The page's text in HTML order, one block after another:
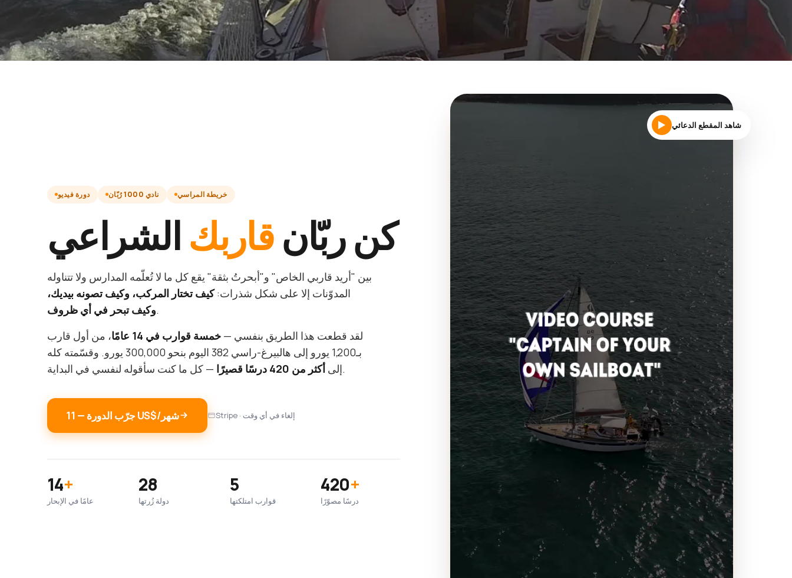
دورة فيديو نادي 1000 رُبّان خريطة المراسي
كن ربّانقاربكالشراعي
بين "أريد قاربي الخاص" و"أبحرتُ بثقة" يقع كل ما لا تُعلّمه المدارس ولا تتناوله
المدوّنات إلا على شكل شذرات:كيف تختار المركب، وكيف تصونه بيديك،
وكيف تبحر في أي ظروف.
لقد قطعت هذا الطريق بنفسي — خمسة قوارب في 14 عامًا
، من أول قارب
بـ1,200 يورو إلى هالبيرغ-راسي 382 اليوم بنحو 300,000 يورو. وقسّمته كله
إلى أكثر من 420 درسًا قصيرًا — كل ما كنت سأقوله لنفسي في البداية.
جرّب الدورة — ‏11 US$/شهر Stripe · إلغاء في أي وقت
14+
عامًا في الإبحار
28
دولة زُرتها
5
قوارب امتلكتها
420+
درسًا مصوّرًا
شاهد المقطع الدعائي